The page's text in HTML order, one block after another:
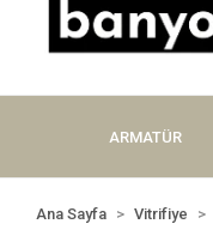
ARMATÜR
Ana Sayfa Vitrifiye